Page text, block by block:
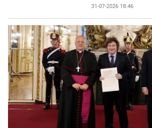
31-07-2026 18:46